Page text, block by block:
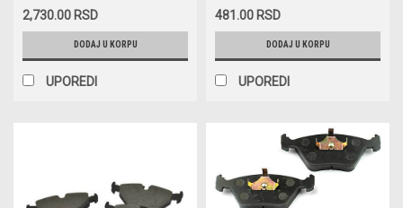
2,730.00 RSD
DODAJ U KORPU
UPOREDI
481.00 RSD
DODAJ U KORPU
UPOREDI